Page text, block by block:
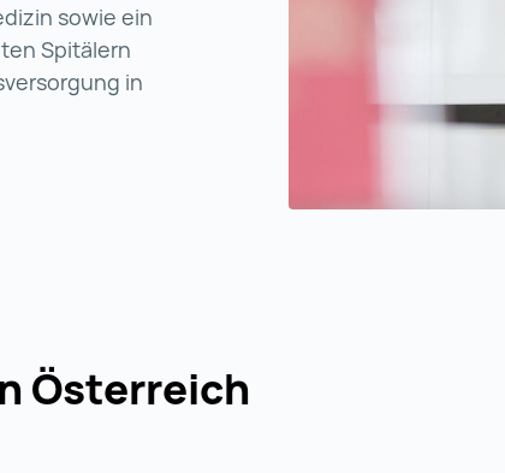
sowie ein
Spitälern
in
Österreich